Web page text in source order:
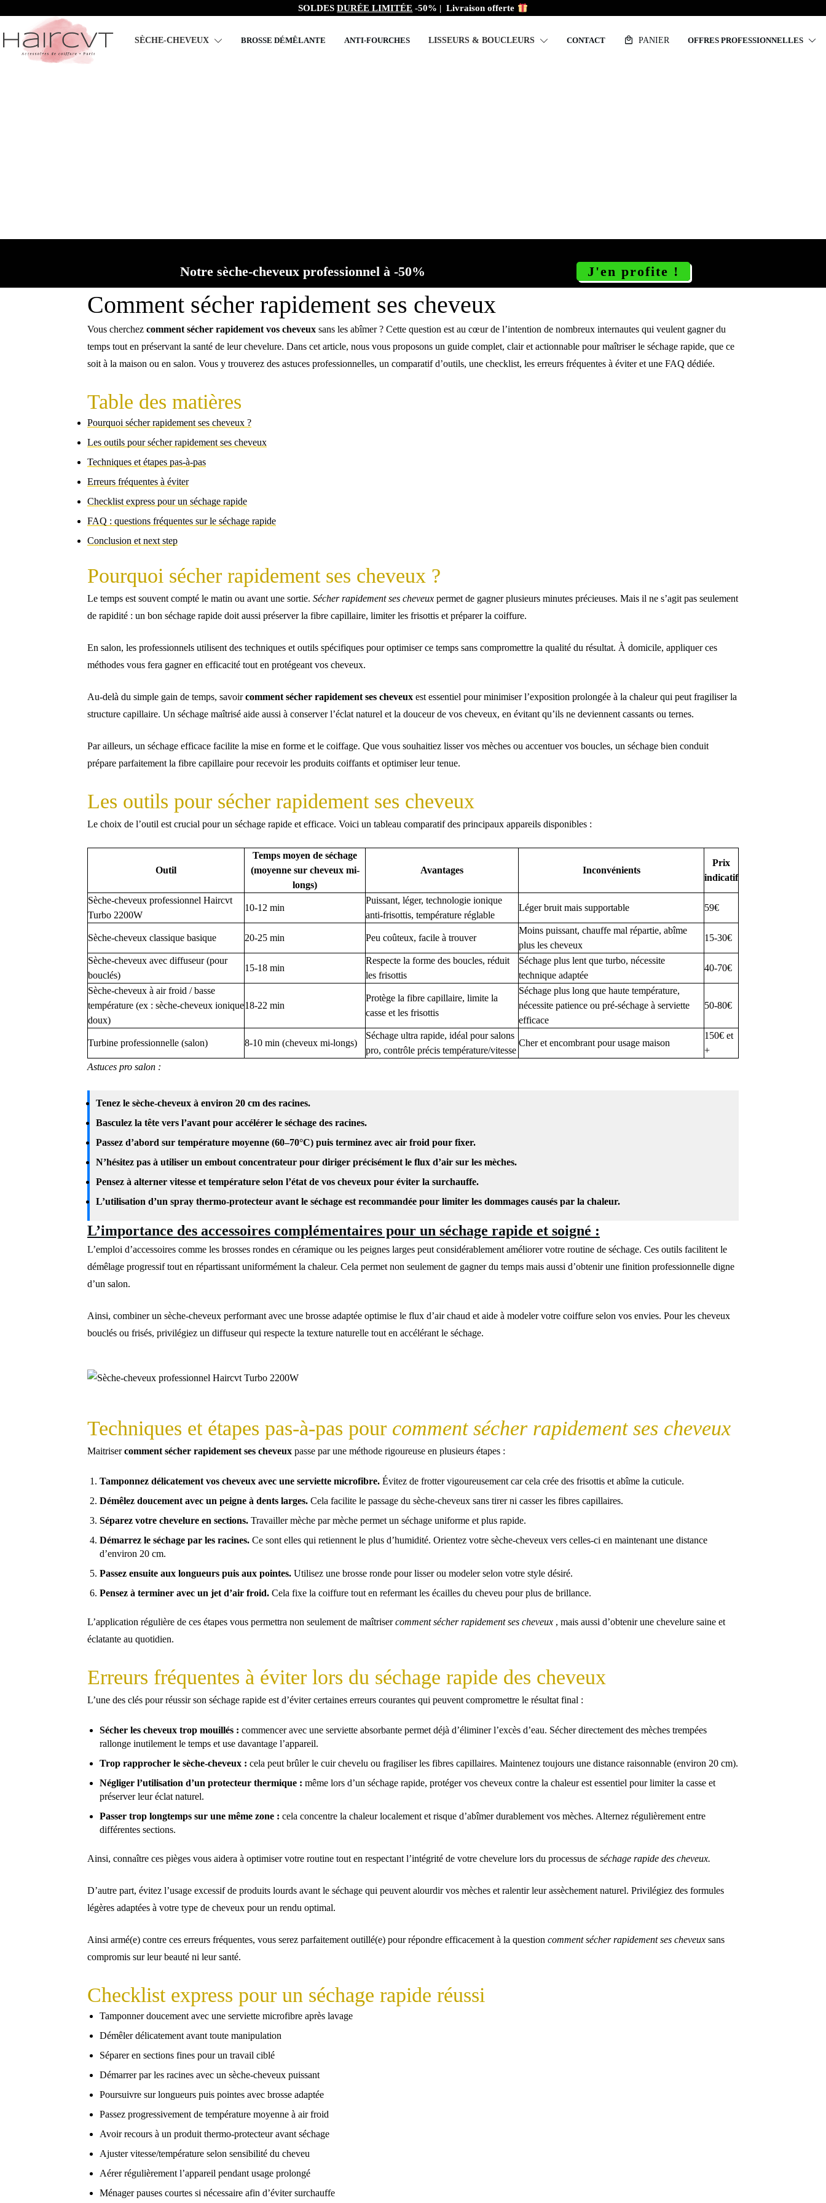
SOLDESDURÉE LIMITÉE -50% |Livraison offerte
SÈCHE-CHEVEUX BROSSE DÉMÊLANTE ANTI-FOURCHES LISSEURS & BOUCLEURS CONTACT PANIER OFFRES PROFESSIONNELLES
Notresèche-cheveux professionnel à -50% J'en profite !
Comment sécher rapidement ses cheveux
Vous cherchez comment sécher rapidement vos cheveux sans les abîmer ? Cette question est au cœur de l’intention de nombreux internautes qui veulent gagner du
temps tout en préservant la santé de leur chevelure. Dans cet article, nous vous proposons un guide complet, clair et actionnable pour maîtriser le séchage rapide, que ce
soit à la maison ou en salon. Vous y trouverez des astuces professionnelles, un comparatif d’outils, une checklist, les erreurs fréquentes à éviter et une FAQ dédiée.
Table des matières
Pourquoi sécher rapidement ses cheveux ?
Les outils pour sécher rapidement ses cheveux
Techniques et étapes pas-à-pas
Erreurs fréquentes à éviter
Checklist express pour un séchage rapide
FAQ : questions fréquentes sur le séchage rapide
Conclusion et next step
Pourquoi sécher rapidement ses cheveux ?
Le temps est souvent compté le matin ou avant une sortie. Sécher rapidement ses cheveux permet de gagner plusieurs minutes précieuses. Mais il ne s’agit pas seulement
de rapidité : un bon séchage rapide doit aussi préserver la fibre capillaire, limiter les frisottis et préparer la coiffure.
En salon, les professionnels utilisent des techniques et outils spécifiques pour optimiser ce temps sans compromettre la qualité du résultat. À domicile, appliquer ces
méthodes vous fera gagner en efficacité tout en protégeant vos cheveux.
Au-delà du simple gain de temps, savoircomment sécher rapidement ses cheveux est essentiel pour minimiser l’exposition prolongée à la chaleur qui peut fragiliser la
structure capillaire. Un séchage maîtrisé aide aussi à conserver l’éclat naturel et la douceur de vos cheveux, en évitant qu’ils ne deviennent cassants ou ternes.
Par ailleurs, un séchage efficace facilite la mise en forme et le coiffage. Que vous souhaitiez lisser vos mèches ou accentuer vos boucles, un séchage bien conduit
prépare parfaitement la fibre capillaire pour recevoir les produits coiffants et optimiser leur tenue.
Les outils pour sécher rapidement ses cheveux
Le choix de l’outil est crucial pour un séchage rapide et efficace. Voici un tableau comparatif des principaux appareils disponibles :
Outil
Temps moyen de séchage
(moyenne sur cheveux mi-
longs)
Avantages Inconvénients
Prix
indicatif
Sèche-cheveux professionnel Haircvt
Turbo 2200W
10-12 min
Puissant, léger, technologie ionique
anti-frisottis, température réglable
Léger bruit mais supportable 59€
Sèche-cheveux classique basique 20-25 min Peu coûteux, facile à trouver
Moins puissant, chauffe mal répartie, abîme
plus les cheveux
15-30€
Sèche-cheveux avec diffuseur (pour
bouclés)
15-18 min
Respecte la forme des boucles, réduit
les frisottis
Séchage plus lent que turbo, nécessite
technique adaptée
40-70€
Sèche-cheveux à air froid / basse
température (ex : sèche-cheveux ionique
doux)
18-22 min
Protège la fibre capillaire, limite la
casse et les frisottis
Séchage plus long que haute température,
nécessite patience ou pré-séchage à serviette
efficace
50-80€
Turbine professionnelle (salon) 8-10 min (cheveux mi-longs)
Séchage ultra rapide, idéal pour salons
pro, contrôle précis température/vitesse
Cher et encombrant pour usage maison
150€ et
+
Astuces pro salon :
Tenez le sèche-cheveux à environ 20 cm des racines.
Basculez la tête vers l’avant pour accélérer le séchage des racines.
Passez d’abord sur température moyenne (60–70°C) puis terminez avec air froid pour fixer.
N’hésitez pas à utiliser un embout concentrateur pour diriger précisément le flux d’air sur les mèches.
Pensez à alterner vitesse et température selon l’état de vos cheveux pour éviter la surchauffe.
L’utilisation d’un spray thermo-protecteur avant le séchage est recommandée pour limiter les dommages causés par la chaleur.
L’importance des accessoires complémentaires pour un séchage rapide et soigné :
L’emploi d’accessoires comme les brosses rondes en céramique ou les peignes larges peut considérablement améliorer votre routine de séchage. Ces outils facilitent le
démêlage progressif tout en répartissant uniformément la chaleur. Cela permet non seulement de gagner du temps mais aussi d’obtenir une finition professionnelle digne
d’un salon.
Ainsi, combiner un sèche-cheveux performant avec une brosse adaptée optimise le flux d’air chaud et aide à modeler votre coiffure selon vos envies. Pour les cheveux
bouclés ou frisés, privilégiez un diffuseur qui respecte la texture naturelle tout en accélérant le séchage.
Techniques et étapes pas-à-pas pour comment sécher rapidement ses cheveux
Maitrisercomment sécher rapidement ses cheveux passe par une méthode rigoureuse en plusieurs étapes :
Tamponnez délicatement vos cheveux avec une serviette microfibre. Évitez de frotter vigoureusement car cela crée des frisottis et abîme la cuticule.
Démêlez doucement avec un peigne à dents larges. Cela facilite le passage du sèche-cheveux sans tirer ni casser les fibres capillaires.
Séparez votre chevelure en sections. Travailler mèche par mèche permet un séchage uniforme et plus rapide.
Démarrez le séchage par les racines. Ce sont elles qui retiennent le plus d’humidité. Orientez votre sèche-cheveux vers celles-ci en maintenant une distance
d’environ 20 cm.
Passez ensuite aux longueurs puis aux pointes. Utilisez une brosse ronde pour lisser ou modeler selon votre style désiré.
Pensez à terminer avec un jet d’air froid. Cela fixe la coiffure tout en refermant les écailles du cheveu pour plus de brillance.
L’application régulière de ces étapes vous permettra non seulement de maîtrisercomment sécher rapidement ses cheveux , mais aussi d’obtenir une chevelure saine et
éclatante au quotidien.
Erreurs fréquentes à éviter lors du séchage rapide des cheveux
L’une des clés pour réussir son séchage rapide est d’éviter certaines erreurs courantes qui peuvent compromettre le résultat final :
Sécher les cheveux trop mouillés : commencer avec une serviette absorbante permet déjà d’éliminer l’excès d’eau. Sécher directement des mèches trempées
rallonge inutilement le temps et use davantage l’appareil.
Trop rapprocher le sèche-cheveux : cela peut brûler le cuir chevelu ou fragiliser les fibres capillaires. Maintenez toujours une distance raisonnable (environ 20 cm).
Négliger l’utilisation d’un protecteur thermique : même lors d’un séchage rapide, protéger vos cheveux contre la chaleur est essentiel pour limiter la casse et
préserver leur éclat naturel.
Passer trop longtemps sur une même zone : cela concentre la chaleur localement et risque d’abîmer durablement vos mèches. Alternez régulièrement entre
différentes sections.
Ainsi, connaître ces pièges vous aidera à optimiser votre routine tout en respectant l’intégrité de votre chevelure lors du processus de séchage rapide des cheveux.
D’autre part, évitez l’usage excessif de produits lourds avant le séchage qui peuvent alourdir vos mèches et ralentir leur assèchement naturel. Privilégiez des formules
légères adaptées à votre type de cheveux pour un rendu optimal.
Ainsi armé(e) contre ces erreurs fréquentes, vous serez parfaitement outillé(e) pour répondre efficacement à la question comment sécher rapidement ses cheveux sans
compromis sur leur beauté ni leur santé.
Checklist express pour un séchage rapide réussi
Tamponner doucement avec une serviette microfibre après lavage
Démêler délicatement avant toute manipulation
Séparer en sections fines pour un travail ciblé
Démarrer par les racines avec un sèche-cheveux puissant
Poursuivre sur longueurs puis pointes avec brosse adaptée
Passez progressivement de température moyenne à air froid
Avoir recours à un produit thermo-protecteur avant séchage
Ajuster vitesse/température selon sensibilité du cheveu
Aérer régulièrement l’appareil pendant usage prolongé
Ménager pauses courtes si nécessaire afin d’éviter surchauffe